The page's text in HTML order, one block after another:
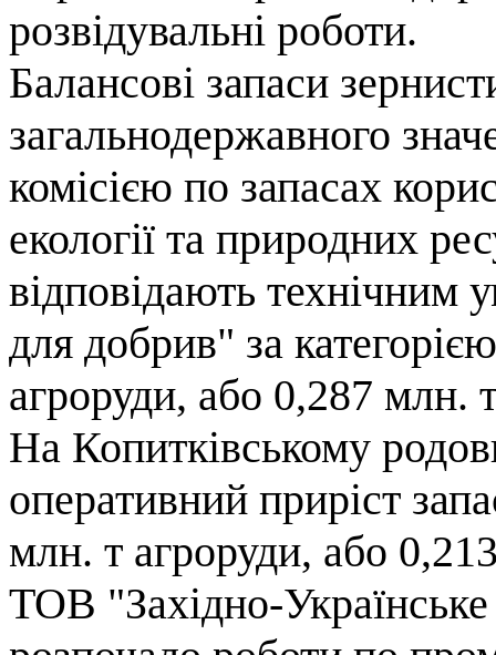
розвідувальні роботи.
Балансові запаси
загальнодержавного
комісією по запасах
екології та природних
відповідають технічним
для добрив" за
агроруди, або 0,287 млн.
На Копитківському
оперативний приріст
млн. т агроруди, або
ТОВ "Західно-